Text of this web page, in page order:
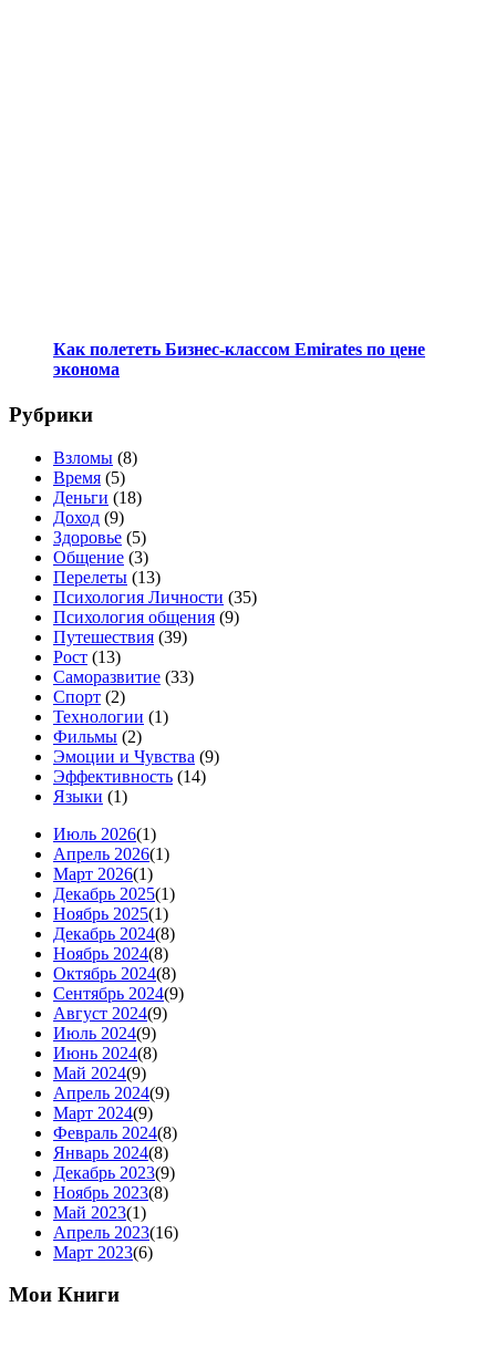
Как полететь Бизнес-классом Emirates по цене
эконома
Рубрики
Взломы (8)
Время (5)
Деньги (18)
Доход (9)
Здоровье (5)
Общение (3)
Перелеты (13)
Психология Личности (35)
Психология общения (9)
Путешествия (39)
Рост (13)
Саморазвитие (33)
Спорт (2)
Технологии (1)
Фильмы (2)
Эмоции и Чувства (9)
Эффективность (14)
Языки (1)
Июль 2026(1)
Апрель 2026(1)
Март 2026(1)
Декабрь 2025(1)
Ноябрь 2025(1)
Декабрь 2024(8)
Ноябрь 2024(8)
Октябрь 2024(8)
Сентябрь 2024(9)
Август 2024(9)
Июль 2024(9)
Июнь 2024(8)
Май 2024(9)
Апрель 2024(9)
Март 2024(9)
Февраль 2024(8)
Январь 2024(8)
Декабрь 2023(9)
Ноябрь 2023(8)
Май 2023(1)
Апрель 2023(16)
Март 2023(6)
Мои Книги